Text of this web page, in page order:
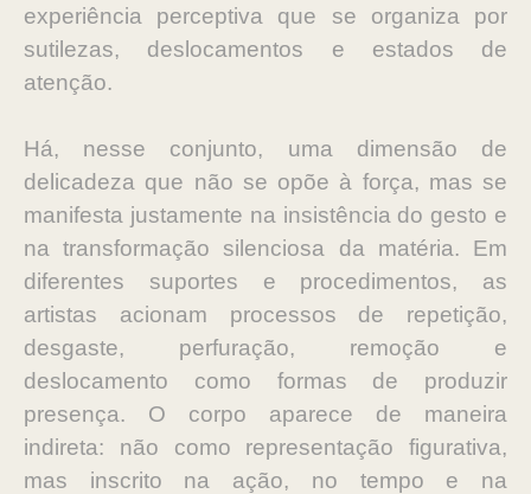
experiência perceptiva que se organiza por
sutilezas, deslocamentos e estados de
atenção.
Há, nesse conjunto, uma dimensão de
delicadeza que não se opõe à força, mas se
manifesta justamente na insistência do gesto e
na transformação silenciosa da matéria. Em
diferentes suportes e procedimentos, as
artistas acionam processos de repetição,
desgaste, perfuração, remoção e
deslocamento como formas de produzir
presença. O corpo aparece de maneira
indireta: não como representação figurativa,
mas inscrito na ação, no tempo e na